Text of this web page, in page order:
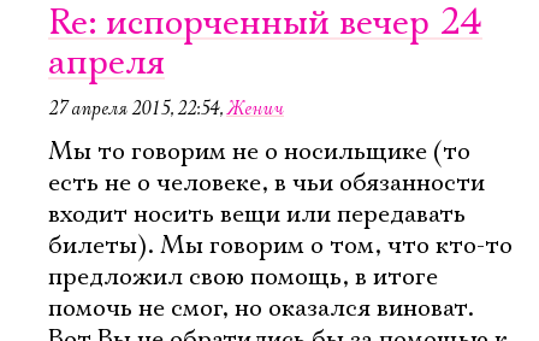
Re: испорченный вечер 24
апреля
27 апреля 2015, 22:54,Женич
Мы то говорим не о носильщике (то
есть не о человеке, в чьи обязанности
входит носить вещи или передавать
билеты). Мы говорим о том, что кто-то
предложил свою помощь, в итоге
помочь не смог, но оказался виноват.